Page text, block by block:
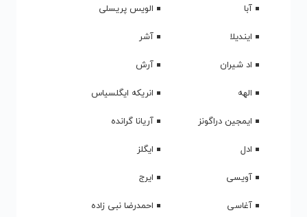
آبا
الویس پریسلی
ایندیلا
آشر
اد شیران
آرش
الهه
انریکه ایگلسیاس
ایمجین دراگونز
آریانا گرانده
ادل
ایگلز
آویسی
ایرج
آغاسی
احمدرضا نبی زاده